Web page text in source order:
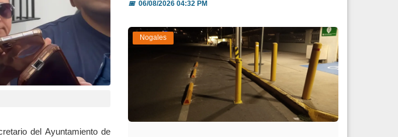
del Ayuntamiento de
📅06/08/2026 04:32 PM
Nogales